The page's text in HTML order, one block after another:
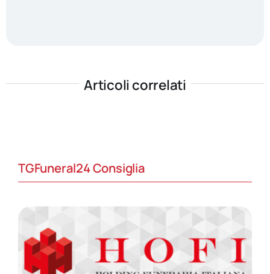
Articoli correlati
TGFuneral24 Consiglia